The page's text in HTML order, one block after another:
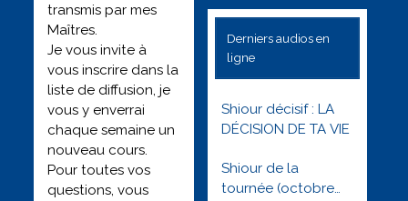
transmis par mes
Maîtres.
Je vous invite à
vous inscrire dans la
liste de diffusion, je
vous y enverrai
chaque semaine un
nouveau cours.
Pour toutes vos
questions, vous
Derniers audios en
ligne
Shiour décisif : LA
DÉCISION DE TA VIE
Shiour de la
tournée (octobre